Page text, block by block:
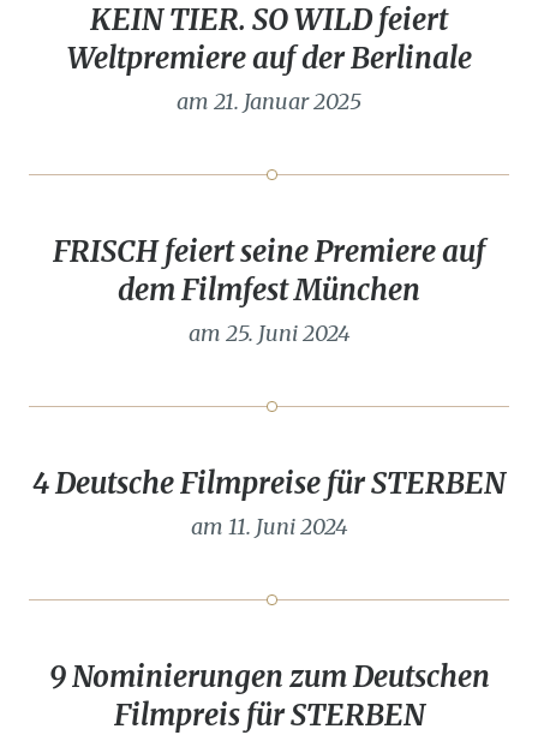
KEIN TIER. SO WILD feiert
Weltpremiere auf der Berlinale
am 21. Januar 2025
FRISCH feiert seine Premiere auf
dem Filmfest München
am 25. Juni 2024
4 Deutsche Filmpreise für STERBEN
am 11. Juni 2024
9 Nominierungen zum Deutschen
Filmpreis für STERBEN